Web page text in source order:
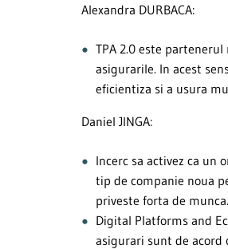
Alexandra DURBACA:
TPA 2.0 este
asigurarile. In acest
eficientiza si a usura
Daniel JINGA:
Incerc sa activez ca un
tip de companie noua
priveste forta de
Digital Platforms and
asigurari sunt de acord